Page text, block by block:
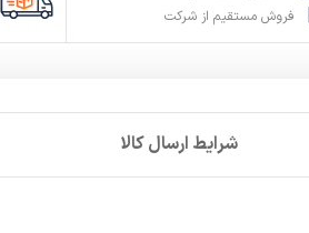
فروش مستقیم از شرکت
شرایط ارسال کالا